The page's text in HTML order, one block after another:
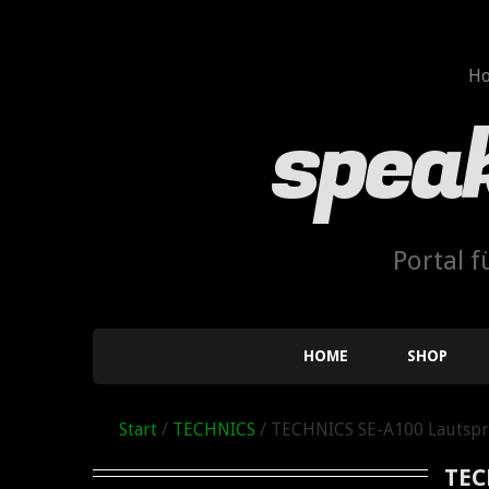
Portal
HOME SHOP
Start/ TECHNICS / TECHNICS SE-A100